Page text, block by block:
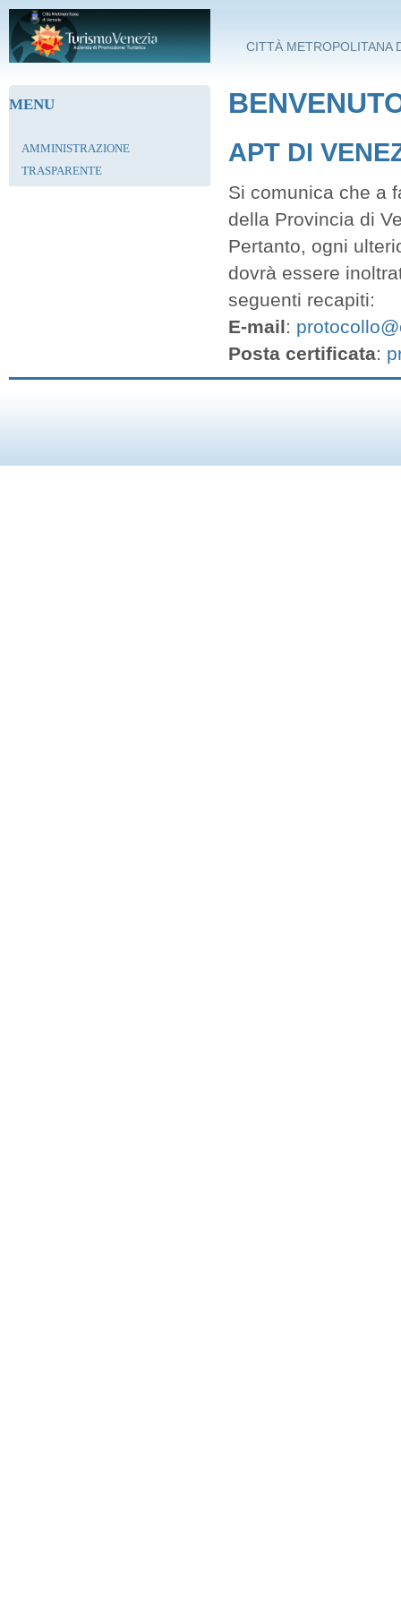
Salta al contenuto principale
CITTÀ METROPOLITANA
MENU
AMMINISTRAZIONE
TRASPARENTE
APT DI
Si comunica che a
della Provincia di
Pertanto, ogni
dovrà essere
seguenti recapiti:
E-mail:
Posta certificata: